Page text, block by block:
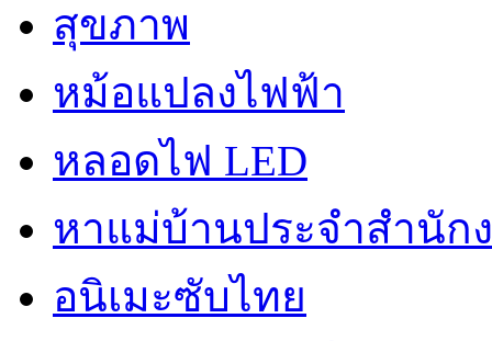
สุขภาพ
หม้อแปลงไฟฟ้า
หลอดไฟ LED
หาแม่บ้านประจำสำนัก
อนิเมะซับไทย